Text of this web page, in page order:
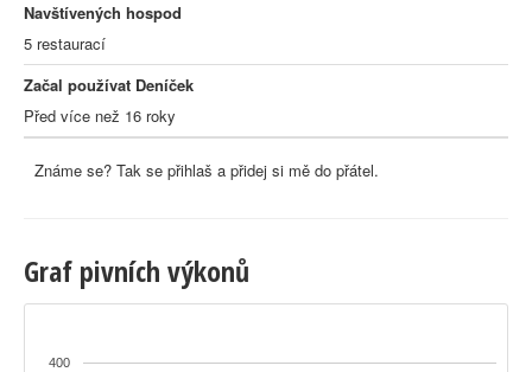
Navštívených hospod
5 restaurací
Začal používat Deníček
Před více než 16 roky
Známe se? Tak se přihlaš a přidej si mě do přátel.
Graf pivních výkonů
400